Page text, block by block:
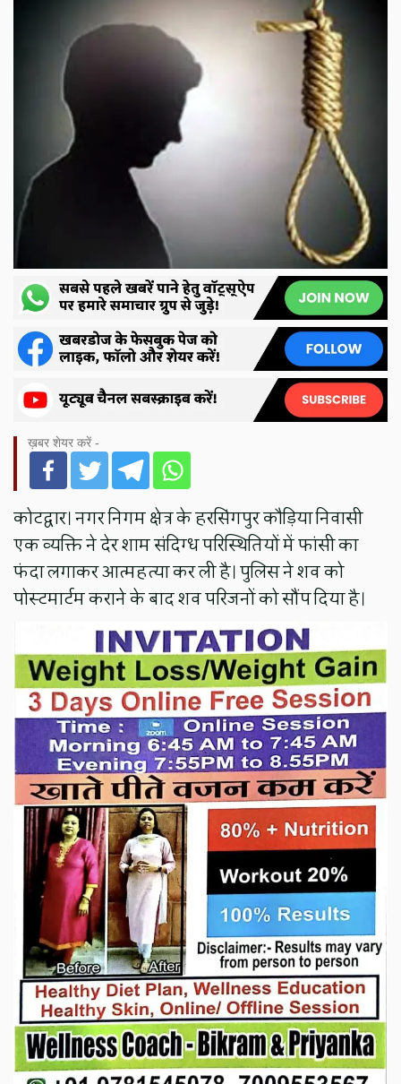
ख़बर शेयर करें -
कोटद्वार। नगर निगम क्षेत्र के हरसिंगपुर कौड़िया निवासी
एक व्यक्ति ने देर शाम संदिग्ध परिस्थितियों में फांसी का
फंदा लगाकर आत्महत्या कर ली है। पुलिस ने शव को
पोस्टमार्टम कराने के बाद शव परिजनों को सौंप दिया है।